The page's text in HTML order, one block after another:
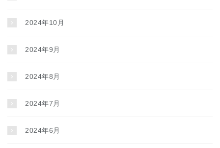
2024年10月
2024年9月
2024年8月
2024年7月
2024年6月